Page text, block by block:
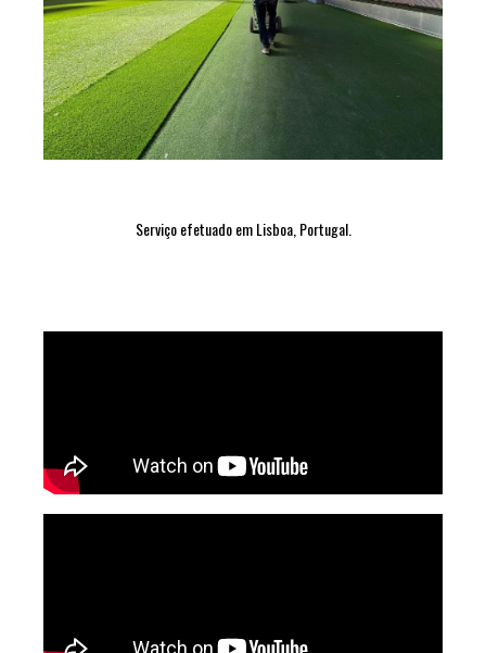
Serviço efetuado em Lisboa, Portugal.